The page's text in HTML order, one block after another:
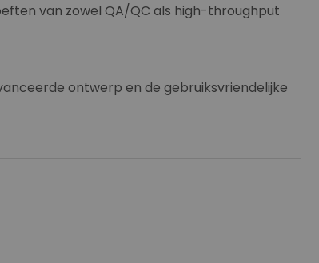
van zowel QA/QC als high-throughput
ontwerp en de gebruiksvriendelijke